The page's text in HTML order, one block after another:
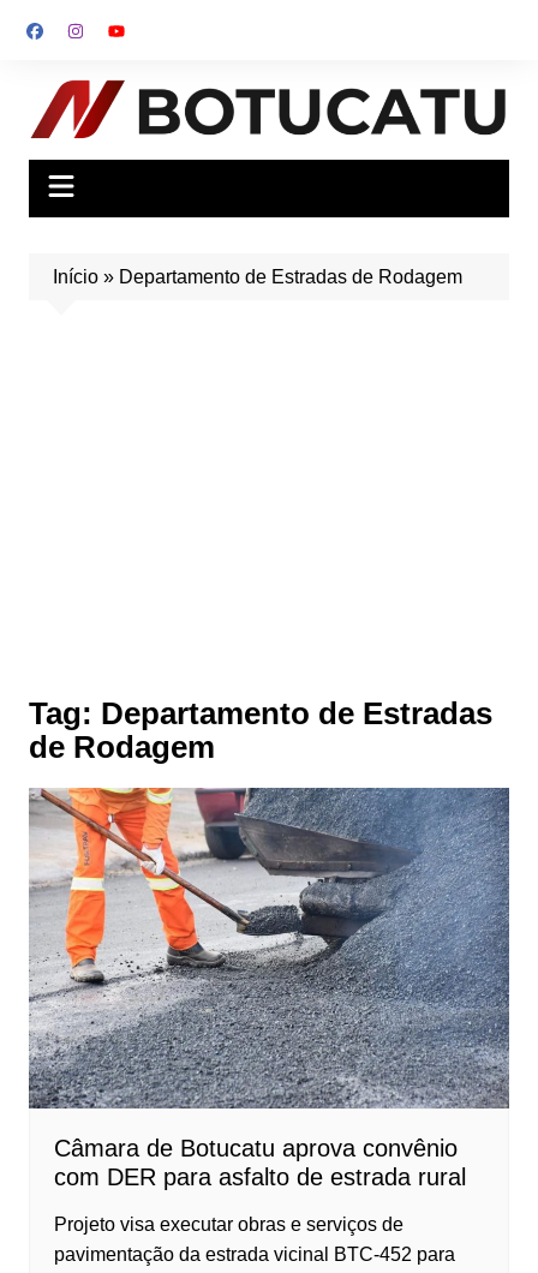
para
conteúdo
Início» Departamento de Estradas de Rodagem
Tag: Departamento de Estradas
de Rodagem
Câmara de Botucatu aprova convênio
com DER para asfalto de estrada rural
Projeto visa executar obras e serviços de
pavimentação da estrada vicinal BTC-452 para